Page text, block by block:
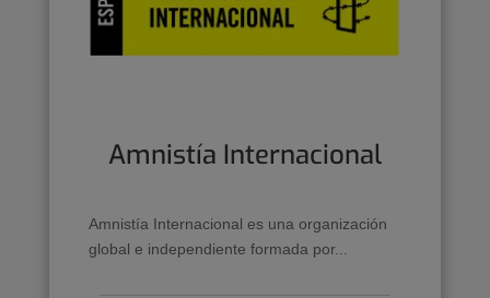
Amnistía Internacional
Amnistía Internacional es una organización
global e independiente formada por...